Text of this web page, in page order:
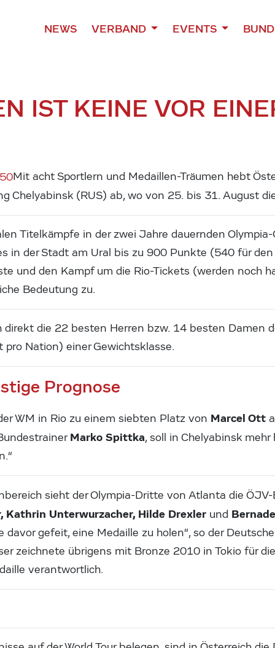
NEWS VERBAND EVENTS
IST KEINE VOR
Mit acht Sportlern und Medaillen-Träumen hebt
Chelyabinsk (RUS) ab, wo von 25. bis 31. August
Titelkämpfe in der zwei Jahre dauernden
in der Stadt am Ural bis zu 900 Punkte (540 für
und den Kampf um die Rio-Tickets (werden noch
Bedeutung zu.
direkt die 22 besten Herren bzw. 14 besten Damen
Nation) einer Gewichtsklasse.
Prognose
WM in Rio zu einem siebten Platz von Marcel Ott
Marko Spittka, soll in Chelyabinsk mehr
sieht der Olympia-Dritte von Atlanta die
Kathrin Unterwurzacher, Hilde Drexler und
davor gefeit, eine Medaille zu holen“, so der
zeichnete übrigens mit Bronze 2010 in Tokio für
verantwortlich.